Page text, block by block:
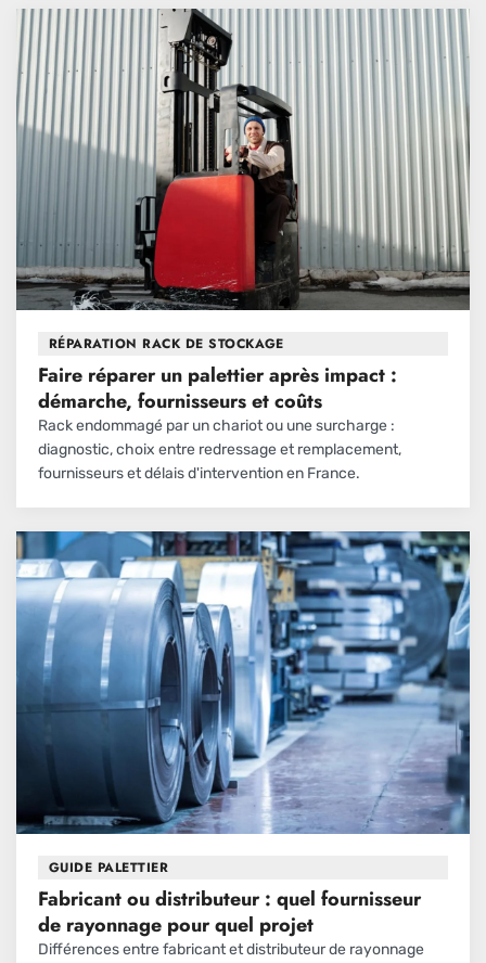
RÉPARATION RACK DE STOCKAGE
Faire réparer un palettier après impact :
démarche, fournisseurs et coûts
Rack endommagé par un chariot ou une surcharge :
diagnostic, choix entre redressage et remplacement,
fournisseurs et délais d'intervention en France.
GUIDE PALETTIER
Fabricant ou distributeur : quel fournisseur
de rayonnage pour quel projet
Différences entre fabricant et distributeur de rayonnage